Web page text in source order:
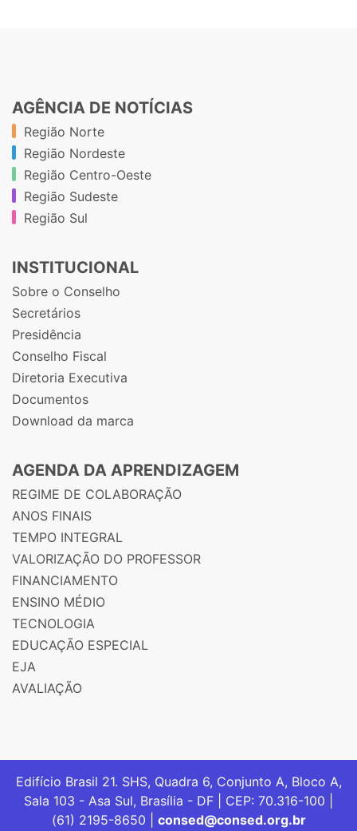
AGÊNCIA DE NOTÍCIAS
Região Norte
Região Nordeste
Região Centro-Oeste
Região Sudeste
Região Sul
INSTITUCIONAL
Sobre o Conselho
Secretários
Presidência
Conselho Fiscal
Diretoria Executiva
Documentos
Download da marca
AGENDA DA APRENDIZAGEM
REGIME DE COLABORAÇÃO
ANOS FINAIS
TEMPO INTEGRAL
VALORIZAÇÃO DO PROFESSOR
FINANCIAMENTO
ENSINO MÉDIO
TECNOLOGIA
EDUCAÇÃO ESPECIAL
EJA
AVALIAÇÃO
Edifício Brasil 21. SHS, Quadra 6, Conjunto A, Bloco A,
Sala 103 - Asa Sul, Brasília - DF | CEP: 70.316-100 |
(61) 2195-8650 | consed@consed.org.br